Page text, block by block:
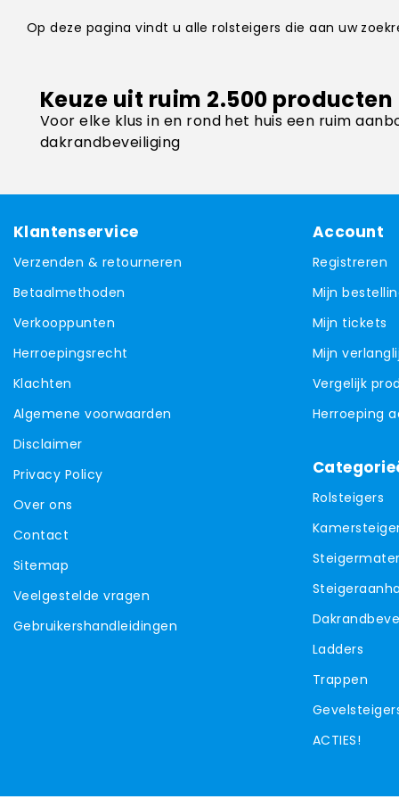
Op deze pagina vindt u alle rolsteigers die aan uw
Keuze uit ruim 2.500 producten
Voor elke klus in en rond het huis een ruim
dakrandbeveiliging
Klantenservice
Verzenden & retourneren
Betaalmethoden
Verkooppunten
Herroepingsrecht
Klachten
Algemene voorwaarden
Disclaimer
Privacy Policy
Over ons
Contact
Sitemap
Veelgestelde vragen
Gebruikershandleidingen
Account
Registreren
Mijn
Mijn tickets
Mijn
Vergelijk
Herroeping
Rolsteigers
Ladders
Trappen
ACTIES!